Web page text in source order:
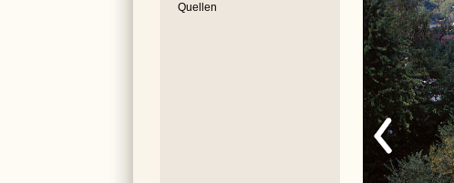
Quellen